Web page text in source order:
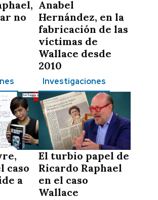
no
Anabel
Hernández, en la
fabricación de las
víctimas de
Wallace desde
2010
caso
a
Investigaciones
El turbio papel de
Ricardo Raphael
en el caso
Wallace